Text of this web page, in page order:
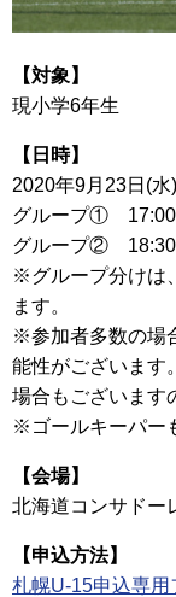
【対象】
現小学6年生
【日時】
2020年9月23日(
グループ① 17:00
グループ② 18:30
※グループ分けは
ます。
※参加者多数の場
能性がございます
場合もございます
※ゴールキーパー
【会場】
北海道コンサドー
【申込方法】
札幌U-15申込専用